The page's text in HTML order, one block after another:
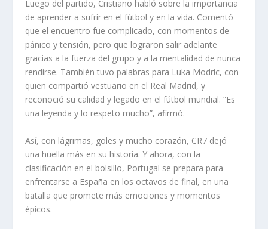
Luego del partido, Cristiano habló sobre la importancia
de aprender a sufrir en el fútbol y en la vida. Comentó
que el encuentro fue complicado, con momentos de
pánico y tensión, pero que lograron salir adelante
gracias a la fuerza del grupo y a la mentalidad de nunca
rendirse. También tuvo palabras para Luka Modric, con
quien compartió vestuario en el Real Madrid, y
reconoció su calidad y legado en el fútbol mundial. “Es
una leyenda y lo respeto mucho”, afirmó.
Así, con lágrimas, goles y mucho corazón, CR7 dejó
una huella más en su historia. Y ahora, con la
clasificación en el bolsillo, Portugal se prepara para
enfrentarse a España en los octavos de final, en una
batalla que promete más emociones y momentos
épicos.